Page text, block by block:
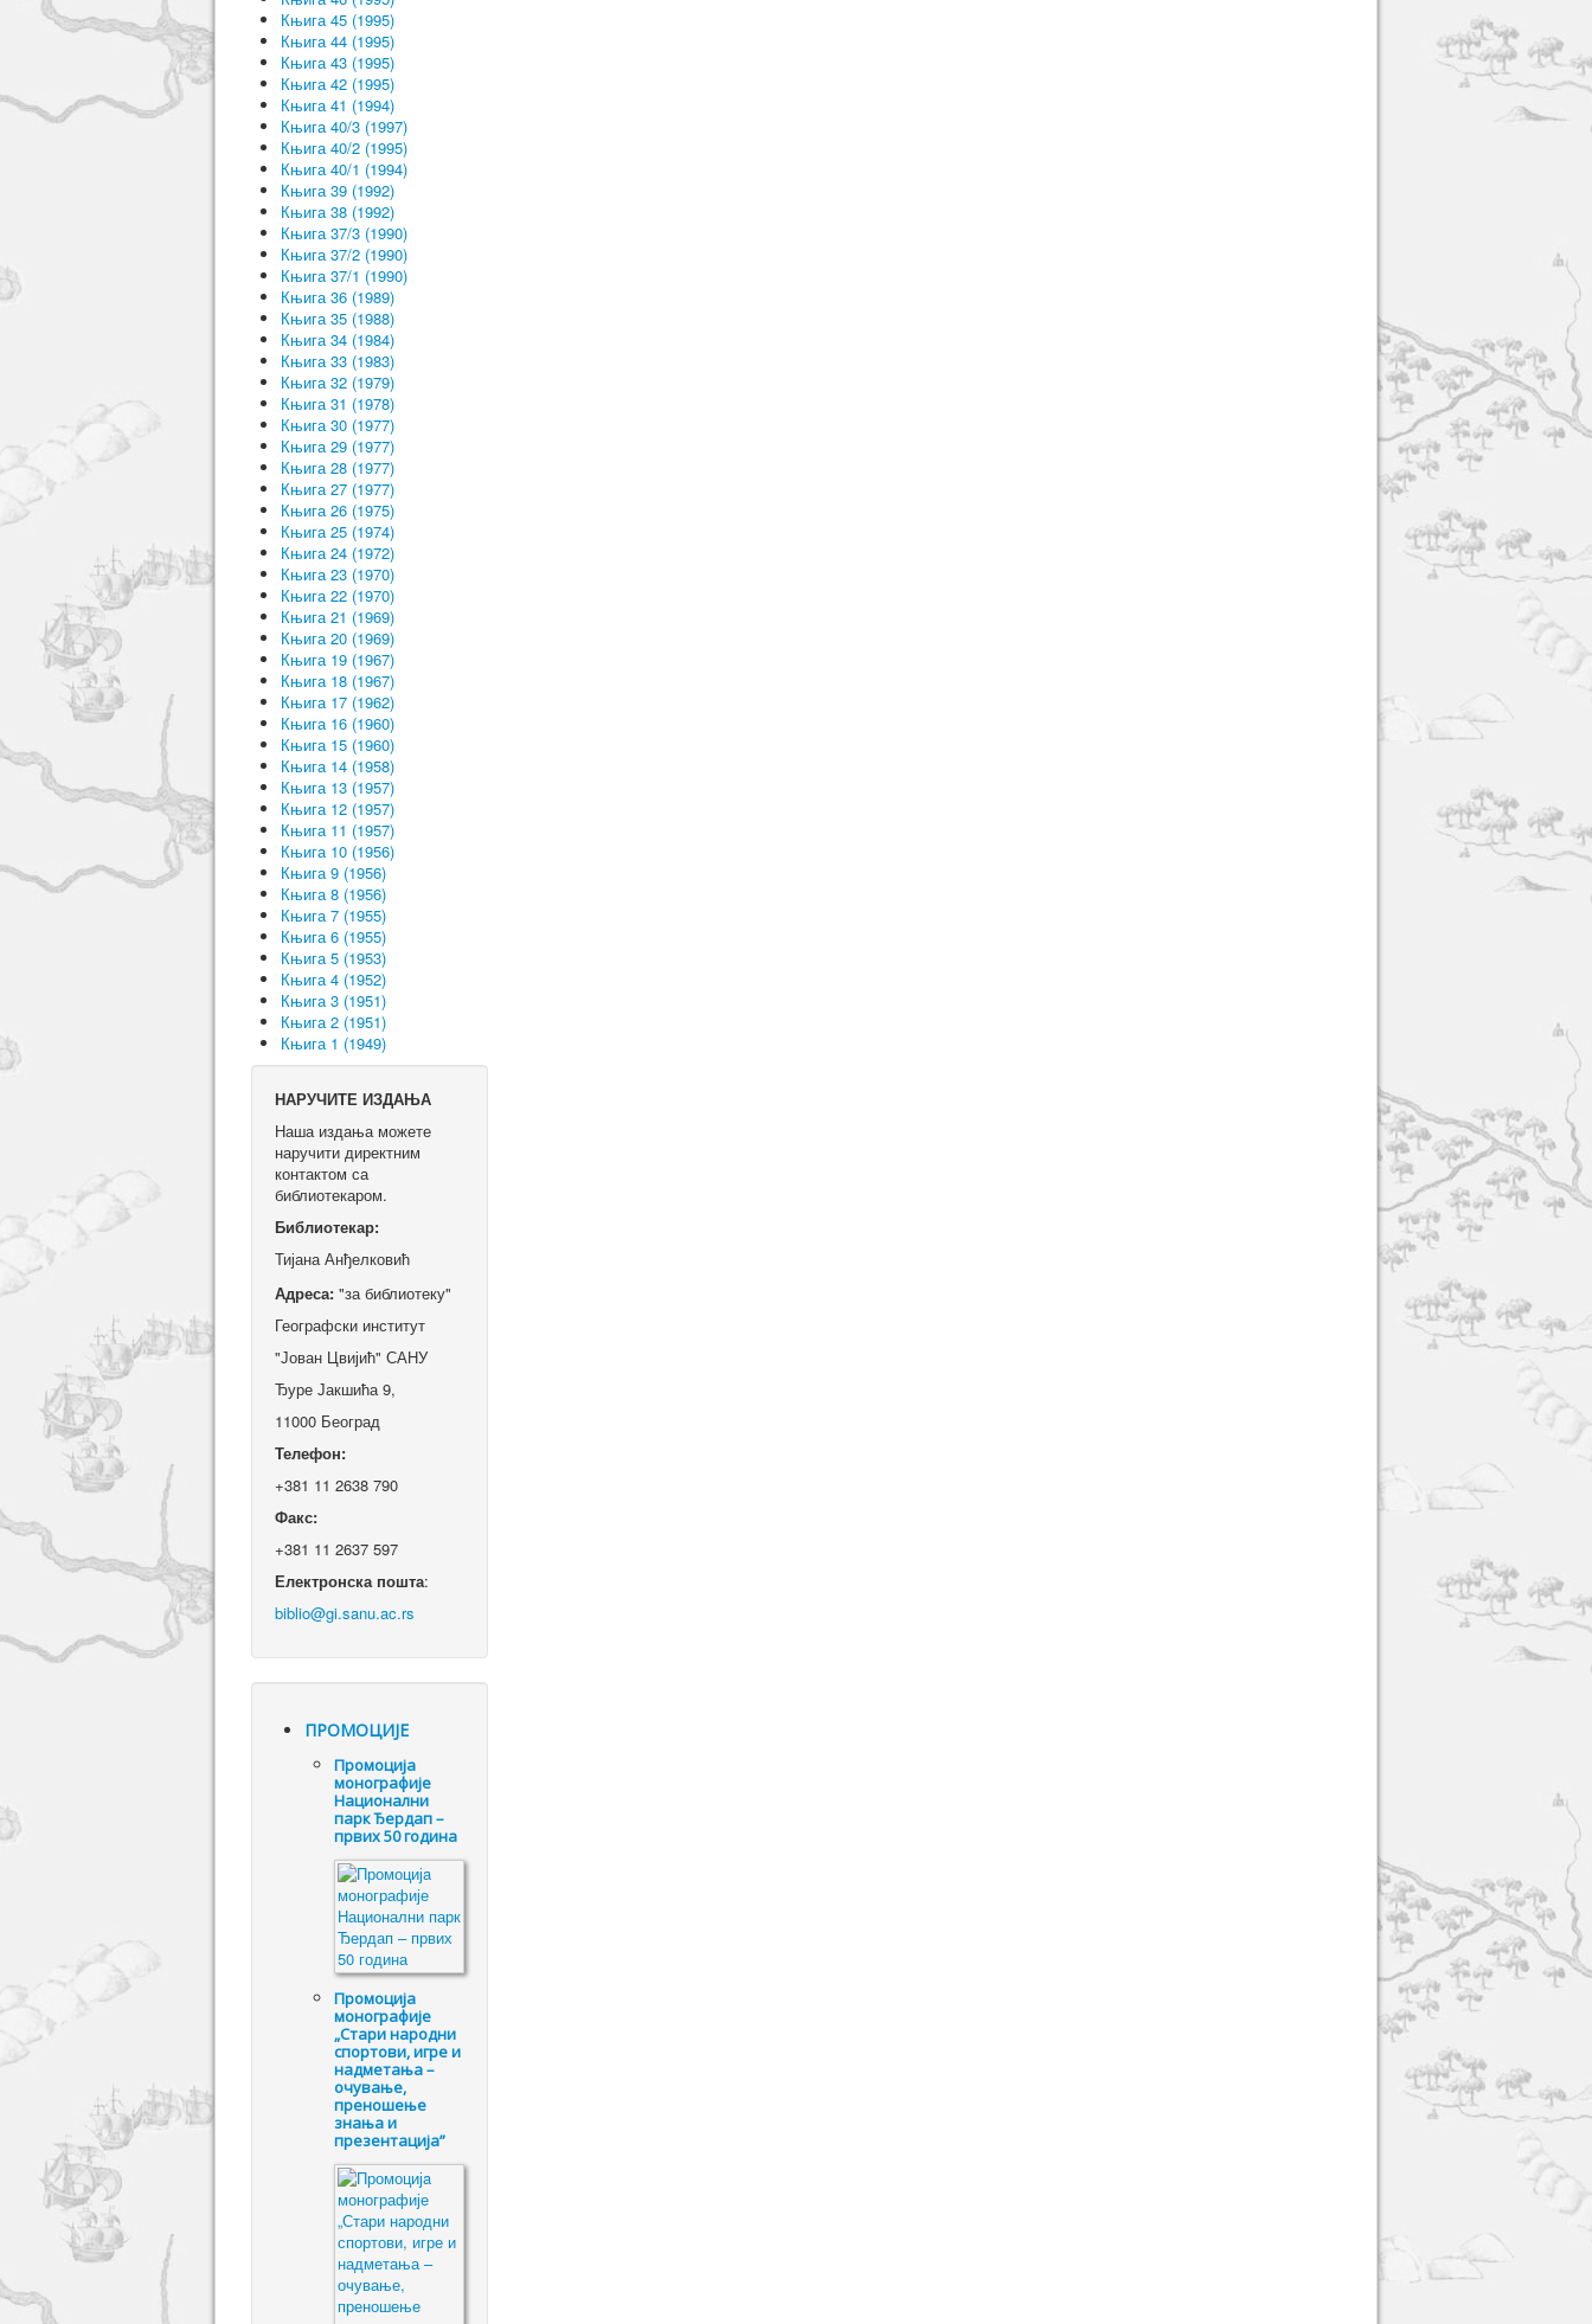
Књига 45 (1995)
Књига 44 (1995)
Књига 43 (1995)
Књига 42 (1995)
Књига 41 (1994)
Књига 40/3 (1997)
Књига 40/2 (1995)
Књига 40/1 (1994)
Књига 39 (1992)
Књига 38 (1992)
Књига 37/3 (1990)
Књига 37/2 (1990)
Књига 37/1 (1990)
Књига 36 (1989)
Књига 35 (1988)
Књига 34 (1984)
Књига 33 (1983)
Књига 32 (1979)
Књига 31 (1978)
Књига 30 (1977)
Књига 29 (1977)
Књига 28 (1977)
Књига 27 (1977)
Књига 26 (1975)
Књига 25 (1974)
Књига 24 (1972)
Књига 23 (1970)
Књига 22 (1970)
Књига 21 (1969)
Књига 20 (1969)
Књига 19 (1967)
Књига 18 (1967)
Књига 17 (1962)
Књига 16 (1960)
Књига 15 (1960)
Књига 14 (1958)
Књига 13 (1957)
Књига 12 (1957)
Књига 11 (1957)
Књига 10 (1956)
Књига 9 (1956)
Књига 8 (1956)
Књига 7 (1955)
Књига 6 (1955)
Књига 5 (1953)
Књига 4 (1952)
Књига 3 (1951)
Књига 2 (1951)
Књига 1 (1949)
НАРУЧИТЕ ИЗДАЊА
Наша издања можете
наручити директним
контактом са
библиотекаром.
Библиотекар:
Тијана Анђелковић
Адреса: "за библиотеку"
Географски институт
"Јован Цвијић" САНУ
Ђуре Јакшића 9,
11000 Београд
Телефон:
+381 11 2638 790
Факс:
+381 11 2637 597
Електронска пошта:
ПРОМОЦИЈЕ
Промоцијa
монографије
Национални
парк Ђердап –
првих 50 година
Промоцијa
монографије
„Стари народни
спортови, игре и
надметања –
очување,
преношење
знања и
презентација”